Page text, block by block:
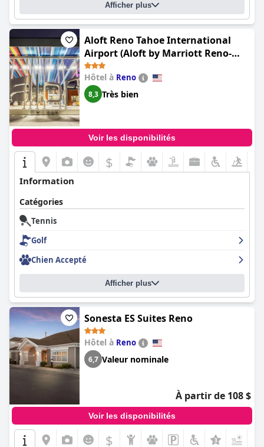
Afficher plus
Aloft Reno Tahoe International
Airport (Aloft by Marriott Reno-
Tahoe International Airport)
Hôtel à Reno
8,3 Très bien
Voir les disponibilités
$
Information
Catégories
Tennis
Golf
Chien Accepté
Afficher plus
Sonesta ES Suites Reno
Hôtel à Reno
6,7 Valeur nominale
À partir de 108 $
Voir les disponibilités
$